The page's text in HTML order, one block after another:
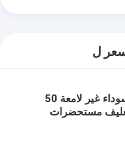
ل
عبوات زجاجية سوداء غير لامعة 50
مستحضرات